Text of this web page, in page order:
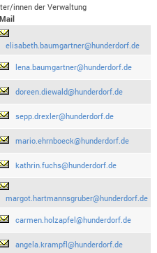
innen der Verwaltung
Mail
elisabeth.baumgartner@hunderdorf.de
lena.baumgartner@hunderdorf.de
doreen.diewald@hunderdorf.de
sepp.drexler@hunderdorf.de
mario.ehrnboeck@hunderdorf.de
kathrin.fuchs@hunderdorf.de
margot.hartmannsgruber@hunderdorf.de
carmen.holzapfel@hunderdorf.de
angela.krampfl@hunderdorf.de